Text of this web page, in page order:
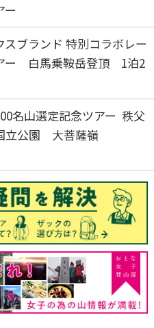
ー
スブランド 特別コラボレー
ー 白馬乗鞍岳登頂 1泊2
名山選定記念ツアー 秩父
立公園 大菩薩嶺